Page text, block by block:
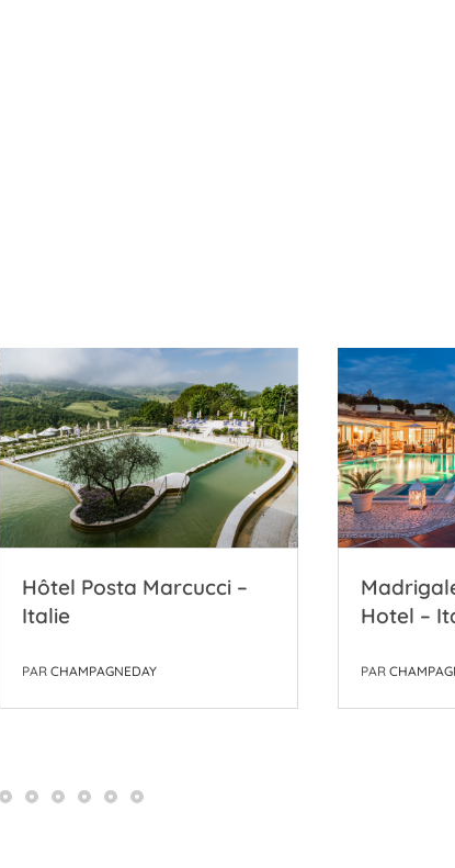
Hôtel Posta Marcucci –
Italie
PAR CHAMPAGNEDAY
Hotel –
PAR